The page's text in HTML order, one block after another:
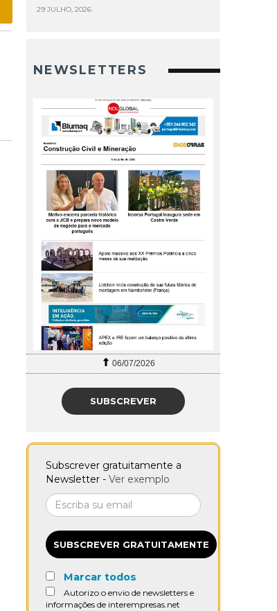
29 JULHO, 2026
NEWSLETTERS
06/07/2026
SUBSCREVER
Subscrever gratuitamente a
Newsletter - Ver exemplo
SUBSCREVER GRATUITAMENTE
Marcar todos
Autorizo o envio de newsletters e
informações de interempresas.net